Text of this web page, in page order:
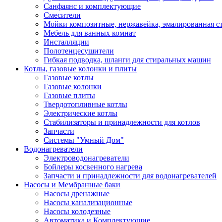
Санфаянс и комплектующие
Смесители
Мойки композитные, нержавейка, эмалированная
Мебель для ванных комнат
Инсталляции
Полотенцесушители
Гибкая подводка, шланги для стиральных машин
Котлы, газовые колонки и плиты
Газовые котлы
Газовые колонки
Газовые плиты
Твердотопливные котлы
Электрические котлы
Стабилизаторы и принадлежности для котлов
Запчасти
Системы "Умный Дом"
Водонагреватели
Электроводонагреватели
Бойлеры косвенного нагрева
Запчасти и принадлежности для водонагревателей
Насосы и Мембранные баки
Насосы дренажные
Насосы канализационные
Насосы колодезные
Автоматика и Комплектующие